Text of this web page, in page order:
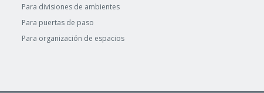
Para divisiones de ambientes
Para puertas de paso
Para organización de espacios